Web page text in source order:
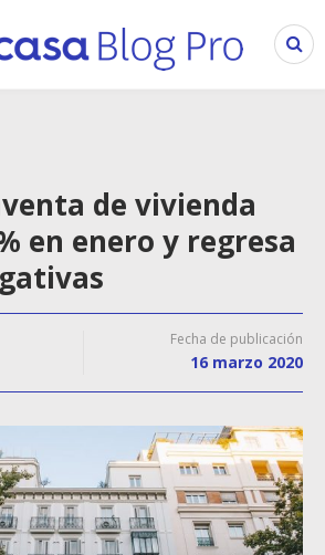
de vivienda
en enero y regresa
Fecha de publicación
16 marzo 2020